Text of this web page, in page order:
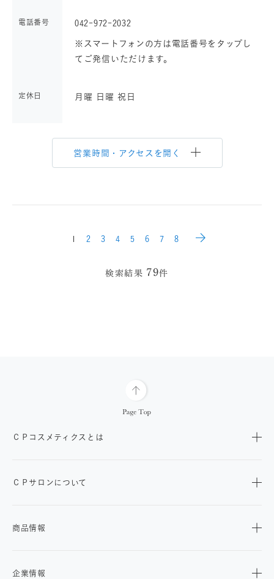
電話番号 042-972-2032
※スマートフォンの方は電話番号をタップし
てご発信いただけます。
定休日 月曜 日曜 祝日
営業時間・アクセスを開く
検索結果 79件
1 2 3 4 5 6 7 8
ＣＰコスメティクスとは
ＣＰサロンについて
商品情報
企業情報